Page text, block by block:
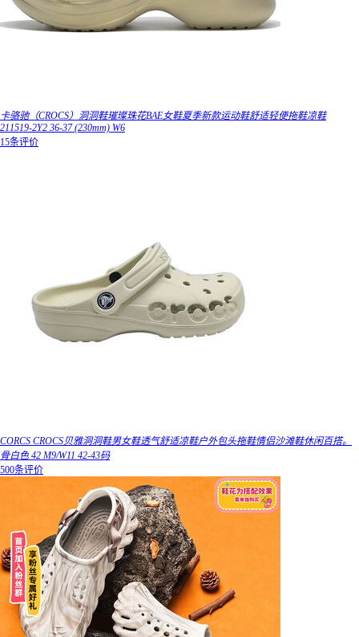
卡骆驰（CROCS）洞洞鞋璀璨珠花BAE女鞋夏季新款运动鞋舒适轻便拖鞋凉鞋
211519-2Y2 36-37 (230mm) W6
15条评价
CORCS CROCS贝雅洞洞鞋男女鞋透气舒适凉鞋户外包头拖鞋情侣沙滩鞋休闲百搭。
骨白色 42 M9/W11 42-43码
500条评价